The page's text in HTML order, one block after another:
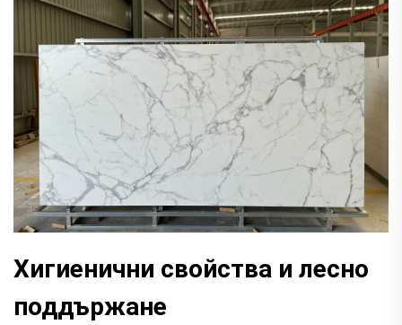
Хигиенични свойства и лесно
поддържане